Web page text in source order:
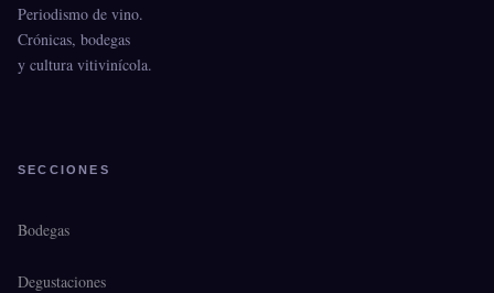
Periodismo de vino.
Crónicas, bodegas
y cultura vitivinícola.
SECCIONES
Bodegas
Degustaciones